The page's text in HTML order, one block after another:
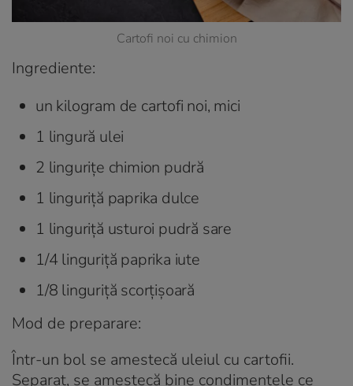
Cartofi noi cu chimion
Ingrediente:
un kilogram de cartofi noi, mici
1 lingură ulei
2 lingurițe chimion pudră
1 linguriță paprika dulce
1 linguriță usturoi pudră sare
1/4 linguriță paprika iute
1/8 linguriță scorțișoară
Mod de preparare:
Într-un bol se amestecă uleiul cu cartofii.
Separat, se amestecă bine condimentele ce